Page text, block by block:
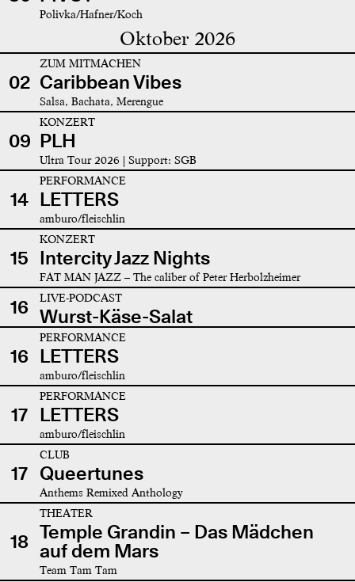
Polivka/Hafner/Koch
Oktober 2026
02
ZUM MITMACHEN
Caribbean Vibes
Salsa, Bachata, Merengue
09
KONZERT
PLH
Ultra Tour 2026 | Support: SGB
14
PERFORMANCE
LETTERS
amburo/fleischlin
15
KONZERT
Intercity Jazz Nights
FAT MAN JAZZ – The caliber of Peter Herbolzheimer
16 LIVE-PODCAST
Wurst-Käse-Salat
16
PERFORMANCE
LETTERS
amburo/fleischlin
17
PERFORMANCE
LETTERS
amburo/fleischlin
17
CLUB
Queertunes
Anthems Remixed Anthology
18
THEATER
Temple Grandin – Das Mädchen
auf dem Mars
Team Tam Tam